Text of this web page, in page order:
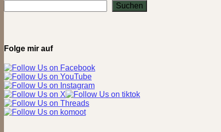
Im
Suchen
Folge mir auf